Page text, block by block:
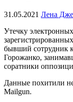
31.05.2021 Лена
Утечку
бывший сотрудник
Горожанко,
соратники
Данные похитили
Mailgun.